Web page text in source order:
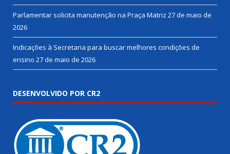
Parlamentar solicita manutenção na Praça Matriz 27 de maio de
2026
Indicações à Secretaria para buscar melhores condições de
ensino 27 de maio de 2026
DESENVOLVIDO POR CR2